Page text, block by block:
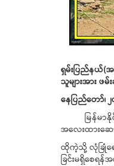
ရှမ်းပြည်နယ်(အ
သူများအား ဖမ်
နေပြည်တော်၊
မြန်မာ
အလေးထားဆေ
ထိုကဲ့သို့ လုံခြုံရေ
ခြင်းမရှိစေရ